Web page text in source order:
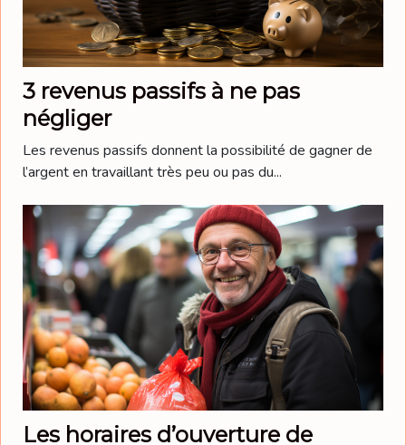
3 revenus passifs à ne pas
négliger
Les revenus passifs donnent la possibilité de gagner de
l’argent en travaillant très peu ou pas du...
Les horaires d’ouverture de